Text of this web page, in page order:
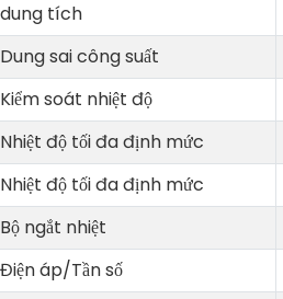
dung tích
Dung sai công suất
Kiểm soát nhiệt độ
Nhiệt độ tối đa định mức
Nhiệt độ tối đa định mức
Bộ ngắt nhiệt
Điện áp/Tần số